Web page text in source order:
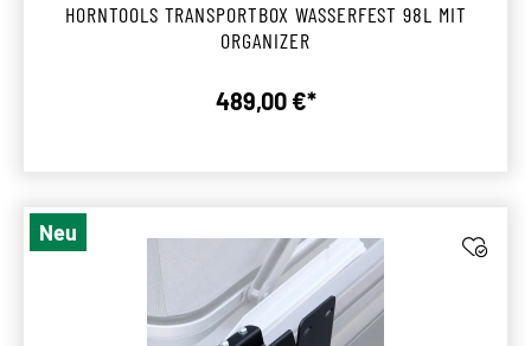
HORNTOOLS TRANSPORTBOX WASSERFEST 98L MIT
ORGANIZER
Regulärer Preis:
489,00 €*
Neu